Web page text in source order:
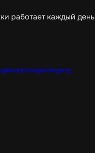
работает каждый день